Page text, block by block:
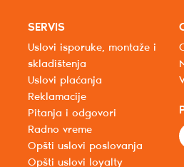
SERVIS
Uslovi isporuke, montaže i
skladištenja
Uslovi plaćanja
Reklamacije
Pitanja i odgovori
Radno vreme
Opšti uslovi poslovanja
Opšti uslovi loyalty